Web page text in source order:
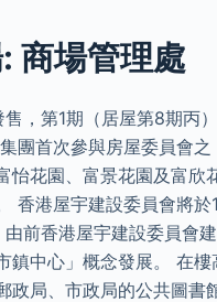
商場管理處
，第1期（居屋第8期丙
團首次參與房屋委員會
怡花園、富景花園及富
香港屋宇建設委員會將
前香港屋宇建設委員會
鎮中心」概念發展。 在
政局、市政局的公共圖